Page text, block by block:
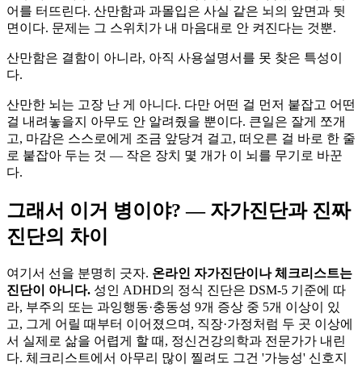
어를 터뜨린다. 산만함과 과몰입은 사실 같은 뇌의 앞면과 뒷
면이다. 문제는 그 스위치가 내 마음대로 안 켜진다는 것뿐.
산만함은 결함이 아니라, 아직 사용설명서를 못 찾은 특성이
다.
산만한 뇌는 고장 난 게 아니다. 다만 어떤 걸 먼저 붙잡고 어떤
걸 내려놓을지 아무도 안 알려줬을 뿐이다. 큰일은 잘게 쪼개
고, 마감은 스스로에게 조금 앞당겨 걸고, 떠오른 걸 바로 한 줄
로 붙잡아 두는 것 — 작은 장치 몇 개가 이 뇌를 무기로 바꾼
다.
그래서 이거 병이야? — 자가진단과 진짜
진단의 차이
여기서 선을 분명히 긋자. 온라인 자가진단이나 체크리스트는
진단이 아니다. 성인 ADHD의 정식 진단은 DSM-5 기준에 따
라, 부주의 또는 과잉행동·충동성 9개 증상 중 5개 이상이 있
고, 그게 어릴 때부터 이어졌으며, 직장·가정처럼 두 곳 이상에
서 실제로 삶을 어렵게 할 때, 정신건강의학과 전문가가 내린
다. 체크리스트에서 아무리 많이 찔려도 그건 '가능성' 신호지